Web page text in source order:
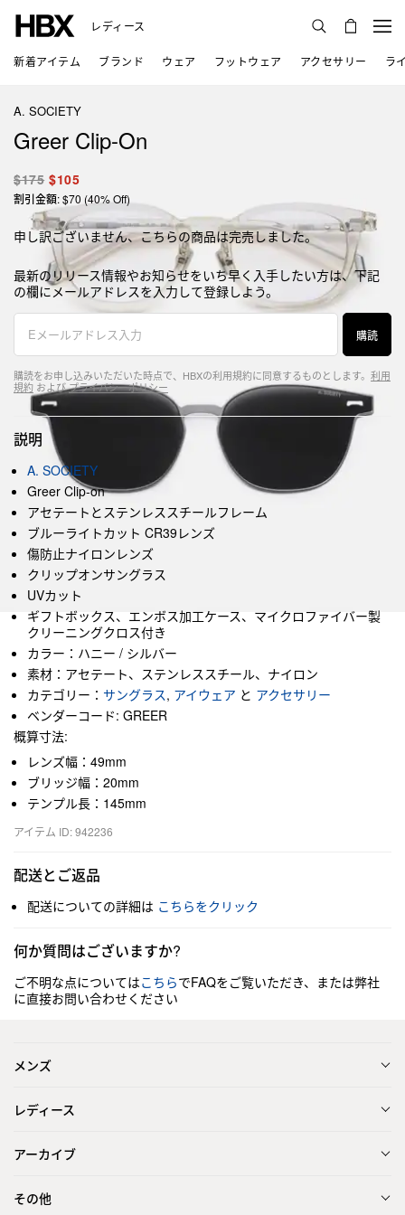
レディース
新着アイテム ブランド ウェア フットウェア アクセサリー ラ
A. SOCIETY
Greer Clip-On
$175 $105
割引金額: $70 (40% Off)
申し訳ございません、こちらの商品は完売しました。
最新のリリース情報やお知らせをいち早く入手したい方は、下記
の欄にメールアドレスを入力して登録しよう。
購読
購読をお申し込みいただいた時点で、HBXの利用規約に同意するものとします。 利用
規約 およびプライバシーポリシー
説明
A. SOCIETY
Greer Clip-on
アセテートとステンレススチールフレーム
ブルーライトカット CR39レンズ
傷防止ナイロンレンズ
クリップオンサングラス
UVカット
ギフトボックス、エンボス加工ケース、マイクロファイバー製
クリーニングクロス付き
カラー：ハニー / シルバー
素材：アセテート、ステンレススチール、ナイロン
カテゴリー： サングラス, アイウェア と アクセサリー
ベンダーコード: GREER
概算寸法:
レンズ幅：49mm
ブリッジ幅：20mm
テンプル長：145mm
アイテム ID: 942236
配送とご返品
配送についての詳細は こちらをクリック
何か質問はございますか?
ご不明な点についてはこちらでFAQをご覧いただき、または弊社
に直接お問い合わせください
メンズ
レディース
アーカイブ
その他